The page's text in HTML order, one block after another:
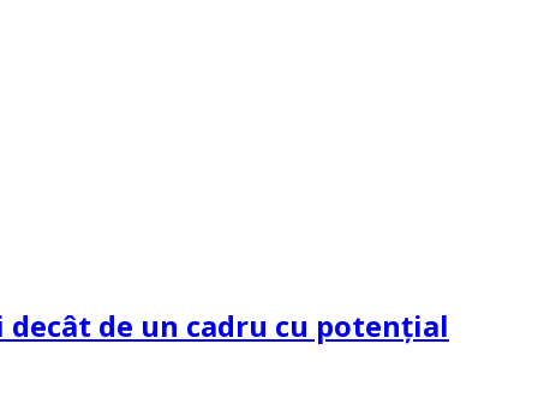
de un cadru cu potenţial